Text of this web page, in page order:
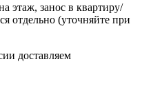
этаж, занос в квартиру/
отдельно (уточняйте при
доставляем